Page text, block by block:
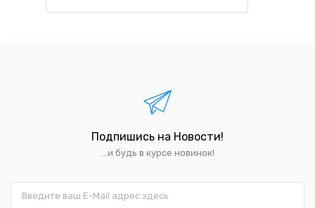
Подпишись на Новости!
...и будь в курсе новинок!